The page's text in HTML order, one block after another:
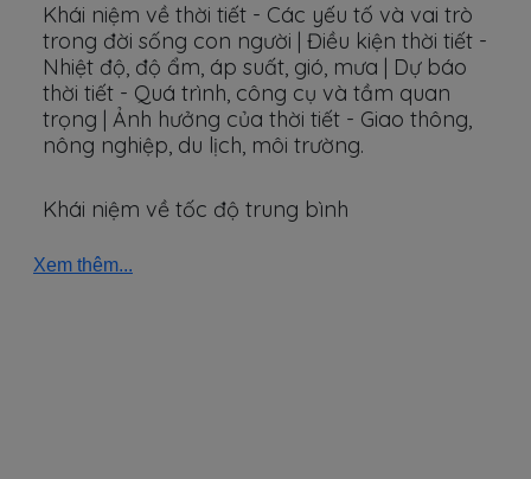
Khái niệm về thời tiết - Các yếu tố và vai trò
trong đời sống con người | Điều kiện thời tiết -
Nhiệt độ, độ ẩm, áp suất, gió, mưa | Dự báo
thời tiết - Quá trình, công cụ và tầm quan
trọng | Ảnh hưởng của thời tiết - Giao thông,
nông nghiệp, du lịch, môi trường.
Khái niệm về tốc độ trung bình
Xem thêm...